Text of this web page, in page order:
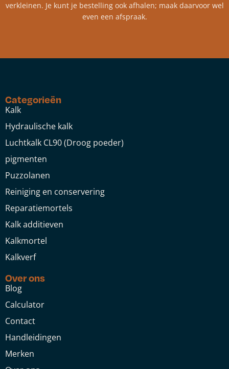
verkleinen. Je kunt je bestelling ook afhalen; maak daarvoor wel
even een afspraak.
Categorieën
Kalk
Hydraulische kalk
Luchtkalk CL90 (Droog poeder)
pigmenten
Puzzolanen
Reiniging en conservering
Reparatiemortels
Kalk additieven
Kalkmortel
Kalkverf
Over ons
Blog
Calculator
Contact
Handleidingen
Merken